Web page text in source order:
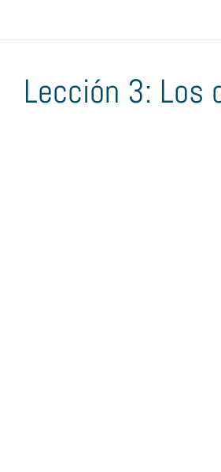
Lección 3: Los